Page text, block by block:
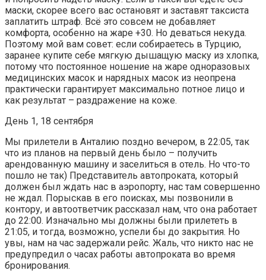
маски, скорее всего вас остановят и заставят таксиста
заплатить штраф. Всё это совсем не добавляет
комфорта, особенно на жаре +30. Но деваться некуда.
Поэтому мой вам совет: если собираетесь в Турцию,
заранее купите себе мягкую дышащую маску из хлопка,
потому что постоянное ношение на жаре одноразовых
медицинских масок и нарядных масок из неопрена
практически гарантирует максимально потное лицо и
как результат – раздражение на коже.
День 1, 18 сентября
Мы прилетели в Анталию поздно вечером, в 22:05, так
что из планов на первый день было – получить
арендованную машину и заселиться в отель. Но что-то
пошло не так) Представитель автопроката, который
должен был ждать нас в аэропорту, нас там совершенно
не ждал. Порыскав в его поисках, мы позвонили в
контору, и автоответчик рассказал нам, что она работает
до 22:00. Изначально мы должны были прилететь в
21:05, и тогда, возможно, успели бы до закрытия. Но
увы, нам на час задержали рейс. Жаль, что никто нас не
предупредил о часах работы автопроката во время
бронирования.